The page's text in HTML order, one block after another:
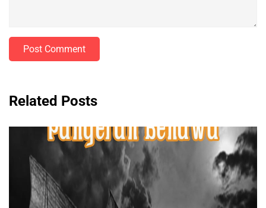
Post Comment
Related Posts